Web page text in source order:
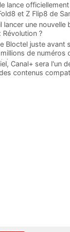
lance
et Z Flip8 de
des cadeaux
lancer une nouvelle
Révolution ?
Bloctel juste avant
de numéros
Canal+ sera l'un
contenus